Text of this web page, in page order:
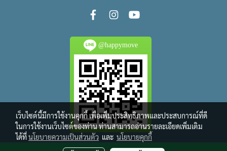
@happymove
เว็บไซต์นี้มีการใช้งานคุกกี้ เพื่อเพิ่มประสิทธิภาพและประสบการณ์ที่ดี
ในการใช้งานเว็บไซต์ของท่าน ท่านสามารถอ่านรายละเอียดเพิ่มเติม
ได้ที่นโยบายความเป็นส่วนตัว และ นโยบายคุกกี้